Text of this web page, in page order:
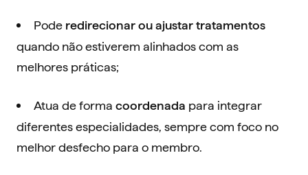
Pode redirecionar ou ajustar tratamentos
quando não estiverem alinhados com as
melhores práticas;
Atua de forma coordenada para integrar
diferentes especialidades, sempre com foco no
melhor desfecho para o membro.